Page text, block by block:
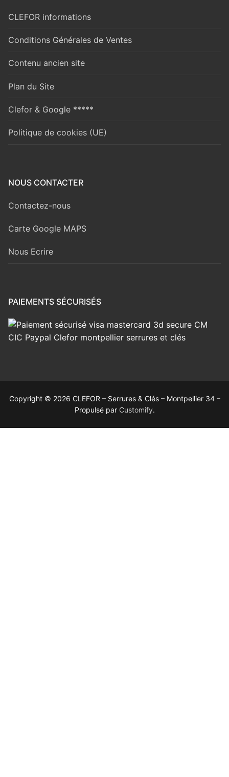
CLEFOR informations
Conditions Générales de Ventes
Contenu ancien site
Plan du Site
Clefor & Google *****
Politique de cookies (UE)
NOUS CONTACTER
Contactez-nous
Carte Google MAPS
Nous Ecrire
PAIEMENTS SÉCURISÉS
Copyright © 2026 CLEFOR – Serrures & Clés – Montpellier 34 –
Propulsé par Customify.